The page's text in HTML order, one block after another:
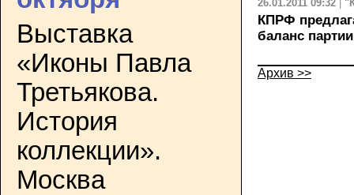
Выставка
«Иконы Павла
Третьякова.
История
коллекции».
Москва
26.01.2011 09:32
КПРФ
баланс партии
Архив >>